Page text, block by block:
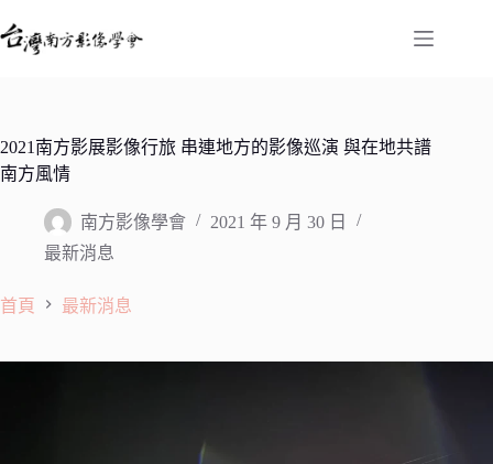
至
容
2021南方影展影像行旅 串連地方的影像巡演 與在地共譜
南方風情
南方影像學會
2021 年 9 月 30 日
最新消息
首頁 最新消息